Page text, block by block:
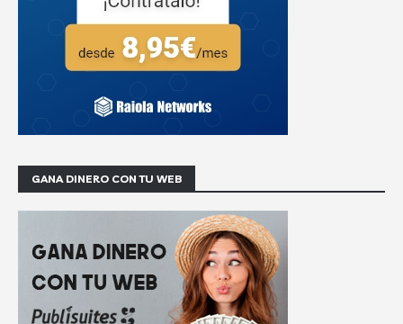
GANA DINERO CON TU WEB